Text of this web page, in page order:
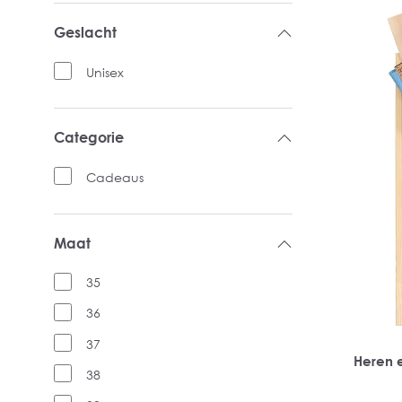
Geslacht
Unisex
Categorie
Cadeaus
Maat
35
36
37
38
Heren
wijn